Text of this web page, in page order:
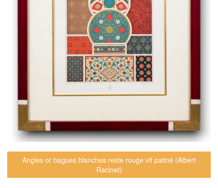
Angles or bagues blanches reste rouge vif patiné (Albert
Racinet)